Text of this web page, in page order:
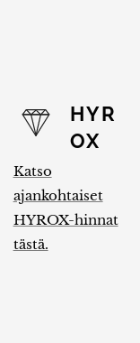
HYR
OX
Katso
ajankohtaiset
HYROX-hinnat
tästä.